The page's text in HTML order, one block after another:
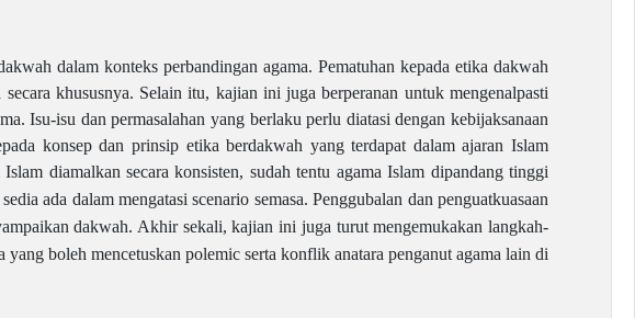
dalam konteks perbandingan agama. Pematuhan kepada etika dakwah
khususnya. Selain itu, kajian ini juga berperanan untuk mengenalpasti
Isu-isu dan permasalahan yang berlaku perlu diatasi dengan kebijaksanaan
konsep dan prinsip etika berdakwah yang terdapat dalam ajaran Islam
Islam diamalkan secara konsisten, sudah tentu agama Islam dipandang tinggi
ada dalam mengatasi scenario semasa. Penggubalan dan penguatkuasaan
dakwah. Akhir sekali, kajian ini juga turut mengemukakan langkah-
boleh mencetuskan polemic serta konflik anatara penganut agama lain di